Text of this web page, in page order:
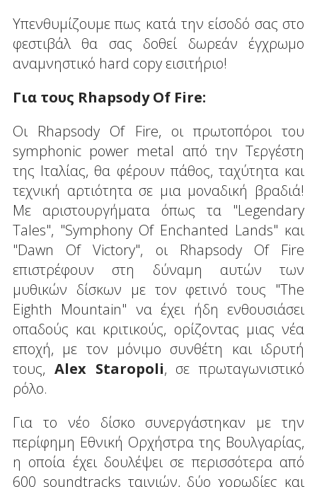
Υπενθυμίζουμε πως κατά την είσοδό σας στο
φεστιβάλ θα σας δοθεί δωρεάν έγχρωμο
αναμνηστικό hard copy εισιτήριο!
Για τους Rhapsody Of Fire:
Oι Rhapsody Of Fire, οι πρωτοπόροι του
symphonic power metal από την Τεργέστη
της Ιταλίας, θα φέρουν πάθος, ταχύτητα και
τεχνική αρτιότητα σε μια μοναδική βραδιά!
Με αριστουργήματα όπως τα "Legendary
Tales", "Symphony Of Enchanted Lands" και
"Dawn Of Victory", οι Rhapsody Of Fire
επιστρέφουν στη δύναμη αυτών των
μυθικών δίσκων με τον φετινό τους "The
Eighth Mountain" να έχει ήδη ενθουσιάσει
οπαδούς και κριτικούς, ορίζοντας μιας νέα
εποχή, με τον μόνιμο συνθέτη και ιδρυτή
τους, Alex Staropoli, σε πρωταγωνιστικό
ρόλο.
Για το νέο δίσκο συνεργάστηκαν με την
περίφημη Εθνική Ορχήστρα της Βουλγαρίας,
η οποία έχει δουλέψει σε περισσότερα από
600 soundtracks ταινιών, δύο χορωδίες και